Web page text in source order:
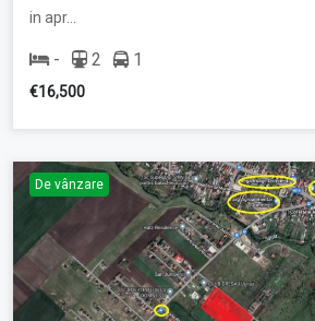
in apr…
- 2 1
€16,500
De vânzare